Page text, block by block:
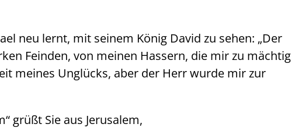
neu lernt, mit seinem König David zu sehen: „Der
Feinden, von meinen Hassern, die mir zu mächtig
meines Unglücks, aber der Herr wurde mir zur
grüßt Sie aus Jerusalem,